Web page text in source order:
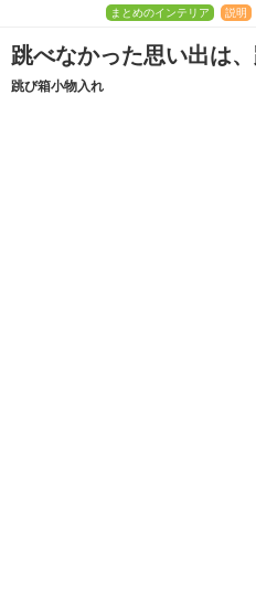
まとめのインテリア 説明
跳べなかった思い出は、
跳び箱小物入れ